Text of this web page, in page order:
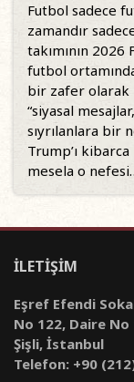
Futbol sadece
zamandır
takımının 2026
futbol
bir zafer olarak
“siyasal
sıyrılanlara bir
Trump’ı
mesela o
İLETİŞİM
Eşref Efendi
No 122, Daire
Şişli, İstanbul
Telefon: +90